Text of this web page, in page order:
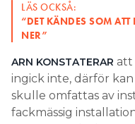
LÄS OCKSÅ:
“DET KÄNDES SOM
NER”
ARN KONSTATERAR att
ingick inte, därför
skulle omfattas av
fackmässig